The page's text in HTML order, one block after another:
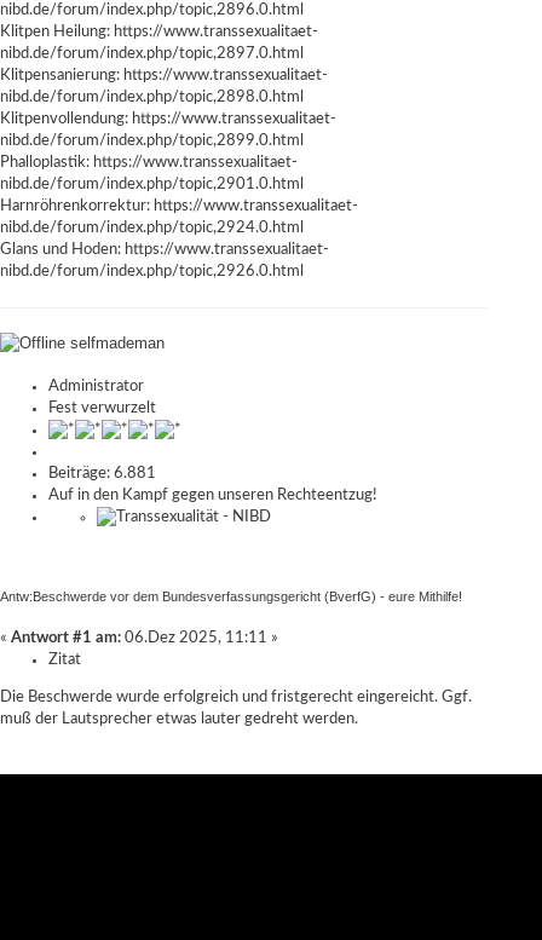
nibd.de/forum/index.php/topic,2896.0.html
Klitpen Heilung: https://www.transsexualitaet-
nibd.de/forum/index.php/topic,2897.0.html
Klitpensanierung: https://www.transsexualitaet-
nibd.de/forum/index.php/topic,2898.0.html
Klitpenvollendung: https://www.transsexualitaet-
nibd.de/forum/index.php/topic,2899.0.html
Phalloplastik: https://www.transsexualitaet-
nibd.de/forum/index.php/topic,2901.0.html
Harnröhrenkorrektur: https://www.transsexualitaet-
nibd.de/forum/index.php/topic,2924.0.html
Glans und Hoden: https://www.transsexualitaet-
nibd.de/forum/index.php/topic,2926.0.html
selfmademan
Administrator
Fest verwurzelt
Beiträge: 6.881
Auf in den Kampf gegen unseren Rechteentzug!
Antw:Beschwerde vor dem Bundesverfassungsgericht (BverfG) - eure Mithilfe!
« Antwort #1 am: 06.Dez 2025, 11:11 »
Zitat
Die Beschwerde wurde erfolgreich und fristgerecht eingereicht. Ggf.
muß der Lautsprecher etwas lauter gedreht werden.